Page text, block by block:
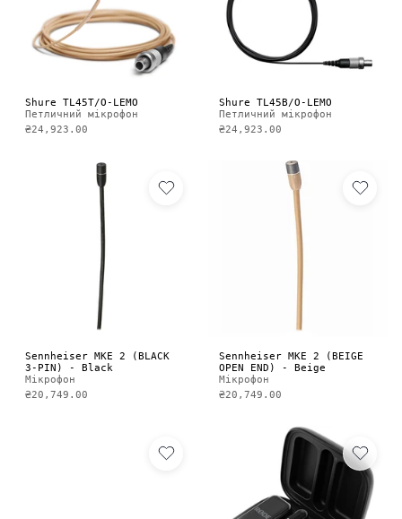
Shure TL45T/O-LEMO
Петличний мікрофон
₴24,923.00
Shure TL45B/O-LEMO
Петличний мікрофон
₴24,923.00
Sennheiser MKE 2 (BLACK
3-PIN) - Black
Мікрофон
₴20,749.00
Sennheiser MKE 2 (BEIGE
OPEN END) - Beige
Мікрофон
₴20,749.00